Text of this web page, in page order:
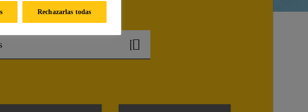
ayudarle?
Rechazarlas todas